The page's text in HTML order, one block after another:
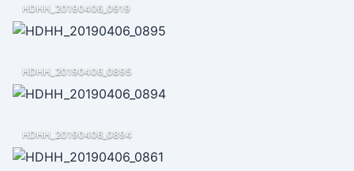
HDHH_20190406_0919
HDHH_20190406_0895
HDHH_20190406_0894